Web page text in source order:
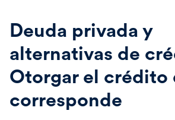
Deuda privada y
alternativas de
Otorgar el crédito
corresponde